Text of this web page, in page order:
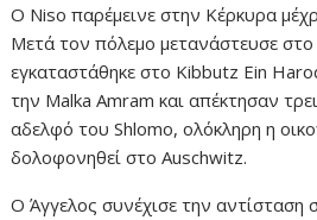
Ο Niso παρέμεινε στην Κέρκυρα
Μετά τον πόλεμο μετανάστευσε στο
εγκαταστάθηκε στο Kibbutz Ein
την Malka Amram και απέκτησαν
αδελφό του Shlomo, ολόκληρη η
δολοφονηθεί στο Auschwitz.
Ο Άγγελος συνέχισε την αντίσταση